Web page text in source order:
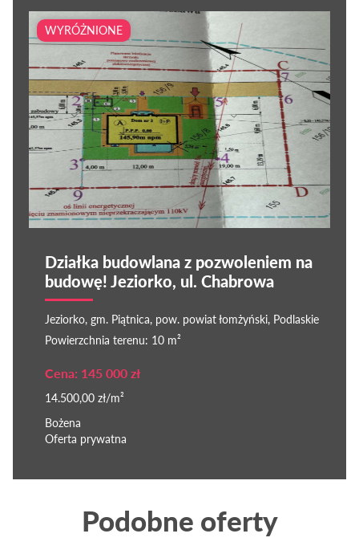
WYRÓŻNIONE
Działka budowlana z pozwoleniem na
budowę! Jeziorko, ul. Chabrowa
Jeziorko, gm. Piątnica, pow. powiat łomżyński, Podlaskie
Powierzchnia terenu: 10 m²
Cena: 145 000 zł
14.500,00 zł/m²
Bożena
Oferta prywatna
Podobne oferty